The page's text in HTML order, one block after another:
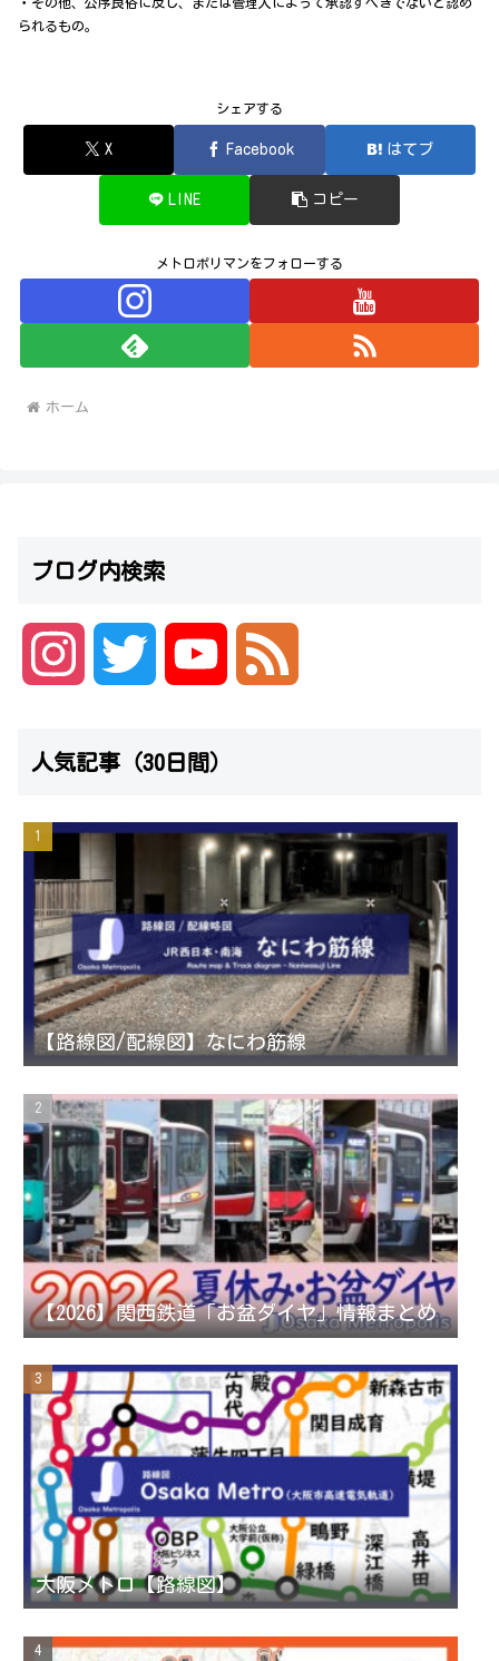
られるもの。
シェアする
X Facebook はてブ
LINE コピー
メトロポリマンをフォローする
ホーム
ブログ内検索
t
g
r
a
m
r
T
u
b
e
C
h
a
n
n
e
d
人気記事（30日間）
【路線図/配線図】なにわ筋線
【2026】関西鉄道「お盆ダイヤ」情報まとめ
大阪メトロ【路線図】